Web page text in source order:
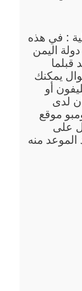
: في هذه
اليمن
قبلما
يمكنك
أو
لدى
موقع
على
الموعد منه